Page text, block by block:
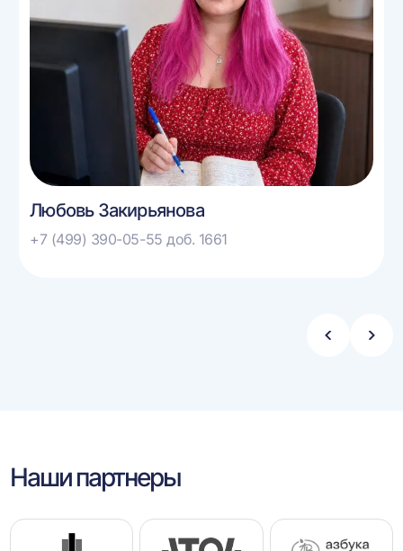
Любовь Закирьянова
+7 (499) 390-05-55 доб. 1661
Стрелка
Наши партнеры